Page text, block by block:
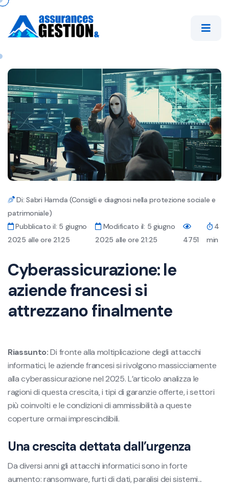
Di: Sabri Hamda (Consigli e diagnosi nella protezione sociale e
patrimoniale)
Pubblicato il: 5 giugno
2025 alle ore 21:25
Modificato il: 5 giugno
2025 alle ore 21:25
4751
4
min
Cyberassicurazione: le
aziende francesi si
attrezzano finalmente
Riassunto:Di fronte alla moltiplicazione degli attacchi
informatici, le aziende francesi si rivolgono massicciamente
alla cyberassicurazione nel 2025. L’articolo analizza le
ragioni di questa crescita, i tipi di garanzie offerte, i settori
più coinvolti e le condizioni di ammissibilità a queste
coperture ormai imprescindibili.
Una crescita dettata dall’urgenza
Da diversi anni gli attacchi informatici sono in forte
aumento: ransomware, furti di dati, paralisi dei sistemi...